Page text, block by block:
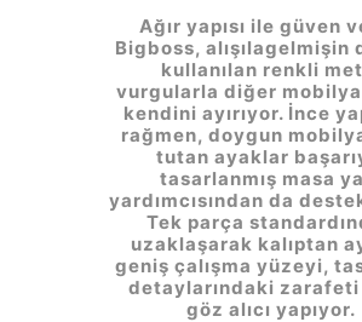
Ağır yapısı ile güven
Bigboss, alışılagelmişin
kullanılan renkli
vurgularla diğer
kendini ayırıyor. İnce
rağmen, doygun
tutan ayaklar
tasarlanmış masa
yardımcısından da
Tek parça
uzaklaşarak kalıptan
geniş çalışma yüzeyi,
detaylarındaki zarafeti
göz alıcı yapıyor.